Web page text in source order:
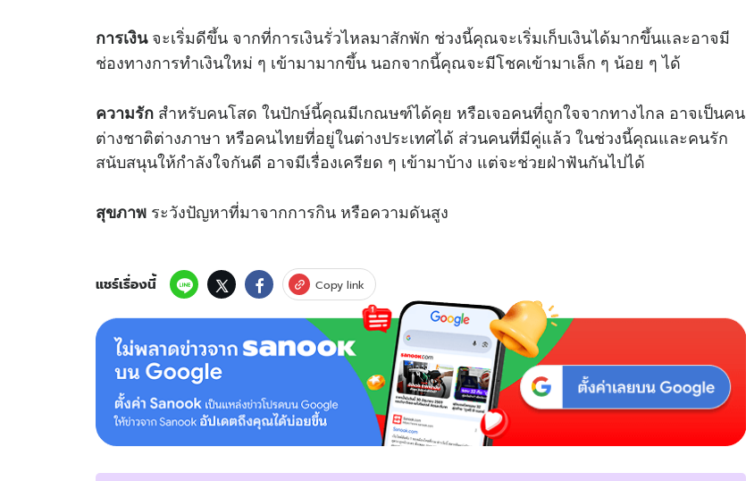
การเงินจะเริ่มดีขึ้น จากที่การเงินรั่วไหลมาสักพัก ช่วงนี้คุณจะเริ่มเก็บเงินได้มากขึ้นและอาจมี
ช่องทางการทำเงินใหม่ ๆ เข้ามามากขึ้น นอกจากนี้คุณจะมีโชคเข้ามาเล็ก ๆ น้อย ๆ ได้
ความรัก สำหรับคนโสด ในปักษ์นี้คุณมีเกณษฑ์ได้คุย หรือเจอคนที่ถูกใจจากทางไกล อาจเป็นคน
ต่างชาติต่างภาษา หรือคนไทยที่อยู่ในต่างประเทศได้ ส่วนคนที่มีคู่แล้ว ในช่วงนี้คุณและคนรัก
สนับสนุนให้กำลังใจกันดี อาจมีเรื่องเครียด ๆ เข้ามาบ้าง แต่จะช่วยฝ่าฟันกันไปได้
สุขภาพ ระวังปัญหาที่มาจากการกิน หรือความดันสูง
แชร์เรื่องนี้ Copy link